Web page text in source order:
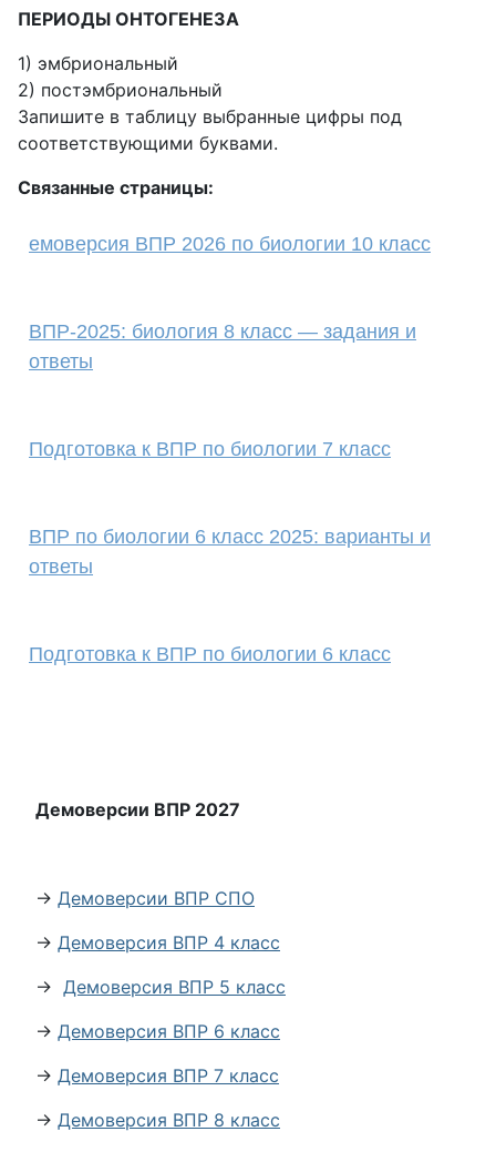
ПЕРИОДЫ ОНТОГЕНЕЗА
1) эмбриональный
2) постэмбриональный
Запишите в таблицу выбранные цифры под
соответствующими буквами.
Связанные страницы:
емоверсия ВПР 2026 по биологии 10 класс
ВПР-2025: биология 8 класс — задания и
ответы
Подготовка к ВПР по биологии 7 класс
ВПР по биологии 6 класс 2025: варианты и
ответы
Подготовка к ВПР по биологии 6 класс
Демоверсии ВПР 2027
→ Демоверсии ВПР СПО
→ Демоверсия ВПР 4 класс
→ Демоверсия ВПР 5 класс
→ Демоверсия ВПР 6 класс
→ Демоверсия ВПР 7 класс
→ Демоверсия ВПР 8 класс